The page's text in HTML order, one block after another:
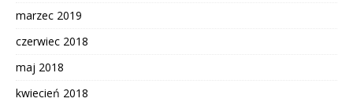
marzec 2019
czerwiec 2018
maj 2018
kwiecień 2018